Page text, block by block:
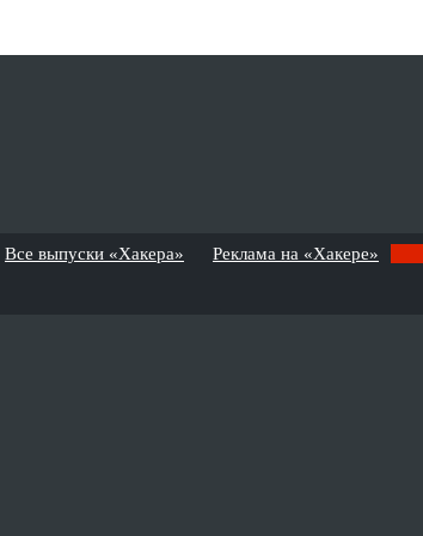
Все выпуски «Хакера» Реклама на «Хакере»